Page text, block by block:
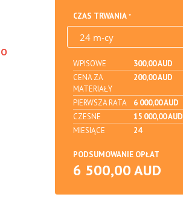
CZAS TRWANIA
WPISOWE
300,00 AUD
CENA ZA
MATERIAŁY
200,00 AUD
PIERWSZA RATA
6 000,00 AUD
CZESNE
15 000,00 AUD
MIESIĄCE
24
PODSUMOWANIE OPŁAT
6 500,00 AUD